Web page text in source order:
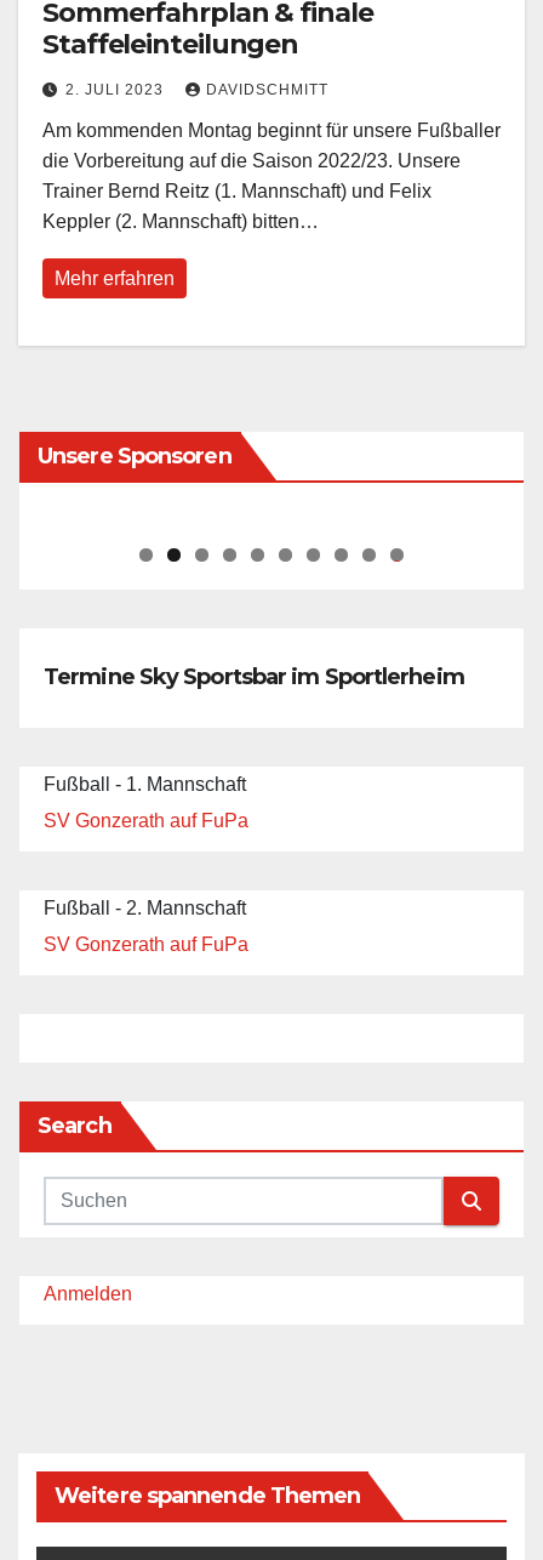
Sommerfahrplan & finale
Staffeleinteilungen
2. JULI 2023 DAVIDSCHMITT
Am kommenden Montag beginnt für unsere Fußballer
die Vorbereitung auf die Saison 2022/23. Unsere
Trainer Bernd Reitz (1. Mannschaft) und Felix
Keppler (2. Mannschaft) bitten…
Mehr erfahren
Unsere Sponsoren
0
Termine Sky Sportsbar im Sportlerheim
Fußball - 1. Mannschaft
SV Gonzerath auf FuPa
Fußball - 2. Mannschaft
SV Gonzerath auf FuPa
Search
Anmelden
Weitere spannende Themen